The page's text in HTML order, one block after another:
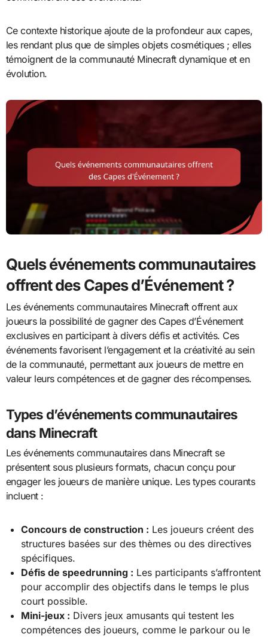
Ce contexte historique ajoute de la profondeur aux capes,
les rendant plus que de simples objets cosmétiques ; elles
témoignent de la communauté Minecraft dynamique et en
évolution.
Quels événements communautaires
offrent des Capes d’Événement ?
Les événements communautaires Minecraft offrent aux
joueurs la possibilité de gagner des Capes d’Événement
exclusives en participant à divers défis et activités. Ces
événements favorisent l’engagement et la créativité au sein
de la communauté, permettant aux joueurs de mettre en
valeur leurs compétences et de gagner des récompenses.
Types d’événements communautaires
dans Minecraft
Les événements communautaires dans Minecraft se
présentent sous plusieurs formats, chacun conçu pour
engager les joueurs de manière unique. Les types courants
incluent :
Concours de construction : Les joueurs créent des
structures basées sur des thèmes ou des directives
spécifiques.
Défis de speedrunning : Les participants s’affrontent
pour accomplir des objectifs dans le temps le plus
court possible.
Mini-jeux : Divers jeux amusants qui testent les
compétences des joueurs, comme le parkour ou le